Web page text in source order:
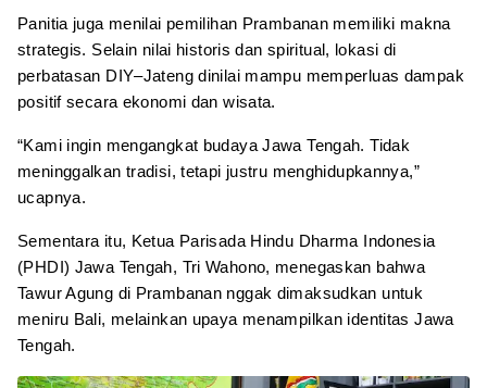
Panitia juga menilai pemilihan Prambanan memiliki makna
strategis. Selain nilai historis dan spiritual, lokasi di
perbatasan DIY–Jateng dinilai mampu memperluas dampak
positif secara ekonomi dan wisata.
“Kami ingin mengangkat budaya Jawa Tengah. Tidak
meninggalkan tradisi, tetapi justru menghidupkannya,”
ucapnya.
Sementara itu, Ketua Parisada Hindu Dharma Indonesia
(PHDI) Jawa Tengah, Tri Wahono, menegaskan bahwa
Tawur Agung di Prambanan nggak dimaksudkan untuk
meniru Bali, melainkan upaya menampilkan identitas Jawa
Tengah.